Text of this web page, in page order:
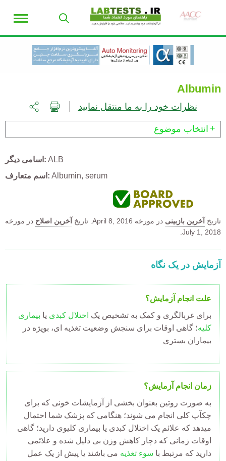
Albumin
نظرات خود را به ما منتقل نمایید
انتخاب موضوع
اسامی دیگر
ALB
اسم متعارف
Albumin, serum
تاریخ آخرین بازبینی در مورخه April 8, 2016. تاریخ آخرین اصلاح در مورخه
July 1, 2018.
آزمایش در یک نگاه
علت انجام آزمایش؟
برای غربالگری و کمک به تشخیص یک اختلال کبدی یا بیماری
کلیه؛ گاهی اوقات برای سنجش وضعیت تغذیه ای، بویژه در
بیماران بستری
زمان انجام آزمایش؟
به صورت روتین بعنوان بخشی از آزمایشات خونی که برای
چکآپ کلی انجام می شوند؛ هنگامی که پزشک شما احتمال
میدهد که علائم یک اختلال کبدی یا بیماری کلیوی دارید؛ گاهی
اوقات زمانی که دچار کاهش وزن بی دلیل شده و علائمی
دارید که مرتبط با سوء تغذیه می باشند یا پیش از یک عمل